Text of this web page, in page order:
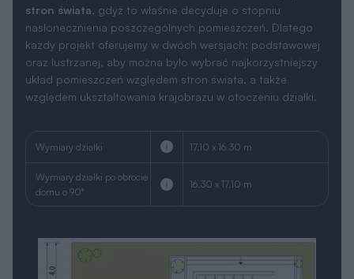
stron świata, gdyż to właśnie decyduje o stopniu
nasłonecznienia poszczególnych pomieszczeń. Dlatego
każdy projekt oferujemy w dwóch wersjach: podstawowej
oraz lustrzanej, aby można było wybrać najkorzystniejszy
układ pomieszczeń względem stron świata, a także
względem ukształtowania krajobrazu w otoczeniu działki.
Wymiary działki 17.10 x 16.30 m
Wymiary działki po obrocie
domu o 90°
16.30 x 17.10 m